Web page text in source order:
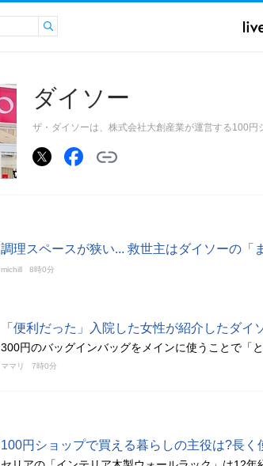
ダイソー
ザ・ダイソーは、株式会社大創産業が運営する100円
調理スペースが狭い... 救世主はダイソーの「
michill 8時0分
「便利だった」入院した女性が紹介したダイ
300円のバッグインバッグをメインに使うことで「
ママリ 7時0分
100円ショップで買える暮らしの主役は?長く